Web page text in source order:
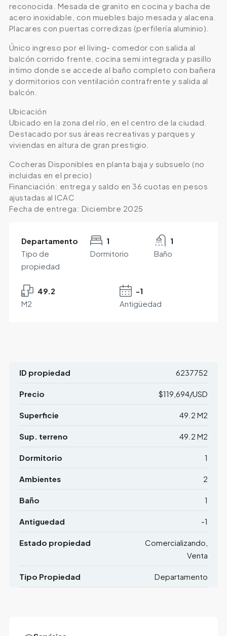
reconocida. Mesada de granito en cocina y bacha de
acero inoxidable, con muebles bajo mesada y alacena.
Placares con puertas corredizas (perfilería aluminio).
Único ingreso por el living- comedor con salida al
balcón corrido frente, cocina semi integrada y pasillo
intimo donde se accede al baño completo con bañera
y dormitorios con ventilación contrafrente y salida al
balcón.
Ubicación
Ubicado en la zona del río, en el centro de la ciudad.
Destacado por sus áreas recreativas y parques y
viviendas en altura de gran prestigio.
Cocheras Disponibles en planta baja y subsuelo (no
incluidas en el precio)
Financiación: entrega y saldo en 36 cuotas en pesos
ajustadas al ICAC
Fecha de entrega: Diciembre 2025
Departamento
Tipo de
propiedad
1
Dormitorio
1
Baño
49.2
M2
-1
Antigüedad
ID propiedad 6237752
Precio $119,694/USD
Superficie 49.2 M2
Sup. terreno 49.2 M2
Dormitorio 1
Ambientes 2
Baño 1
Antiguedad -1
Estado propiedad
Comercializando,
Venta
Tipo Propiedad Departamento